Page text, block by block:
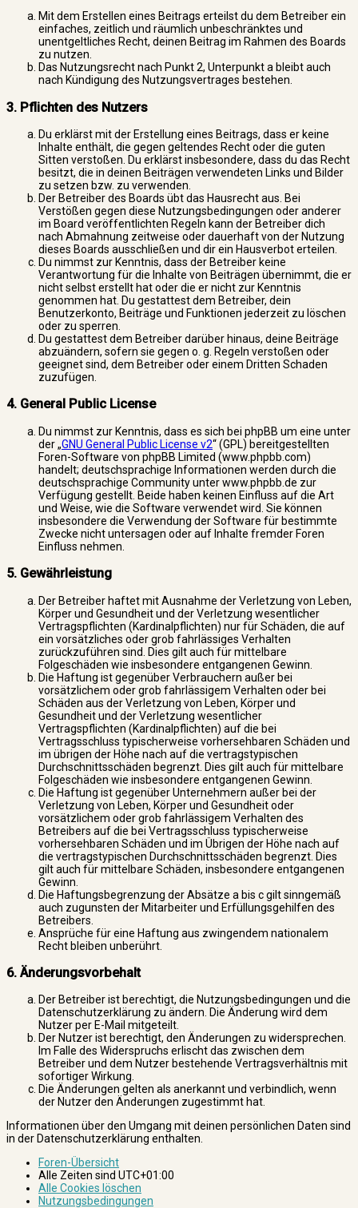
Mit dem Erstellen eines Beitrags erteilst du dem Betreiber ein
einfaches, zeitlich und räumlich unbeschränktes und
unentgeltliches Recht, deinen Beitrag im Rahmen des Boards
zu nutzen.
Das Nutzungsrecht nach Punkt 2, Unterpunkt a bleibt auch
nach Kündigung des Nutzungsvertrages bestehen.
3. Pflichten des Nutzers
Du erklärst mit der Erstellung eines Beitrags, dass er keine
Inhalte enthält, die gegen geltendes Recht oder die guten
Sitten verstoßen. Du erklärst insbesondere, dass du das Recht
besitzt, die in deinen Beiträgen verwendeten Links und Bilder
zu setzen bzw. zu verwenden.
Der Betreiber des Boards übt das Hausrecht aus. Bei
Verstößen gegen diese Nutzungsbedingungen oder anderer
im Board veröffentlichten Regeln kann der Betreiber dich
nach Abmahnung zeitweise oder dauerhaft von der Nutzung
dieses Boards ausschließen und dir ein Hausverbot erteilen.
Du nimmst zur Kenntnis, dass der Betreiber keine
Verantwortung für die Inhalte von Beiträgen übernimmt, die er
nicht selbst erstellt hat oder die er nicht zur Kenntnis
genommen hat. Du gestattest dem Betreiber, dein
Benutzerkonto, Beiträge und Funktionen jederzeit zu löschen
oder zu sperren.
Du gestattest dem Betreiber darüber hinaus, deine Beiträge
abzuändern, sofern sie gegen o. g. Regeln verstoßen oder
geeignet sind, dem Betreiber oder einem Dritten Schaden
zuzufügen.
4. General Public License
Du nimmst zur Kenntnis, dass es sich bei phpBB um eine unter
der „GNU General Public License v2“ (GPL) bereitgestellten
Foren-Software von phpBB Limited (www.phpbb.com)
handelt; deutschsprachige Informationen werden durch die
deutschsprachige Community unter www.phpbb.de zur
Verfügung gestellt. Beide haben keinen Einfluss auf die Art
und Weise, wie die Software verwendet wird. Sie können
insbesondere die Verwendung der Software für bestimmte
Zwecke nicht untersagen oder auf Inhalte fremder Foren
Einfluss nehmen.
5. Gewährleistung
Der Betreiber haftet mit Ausnahme der Verletzung von Leben,
Körper und Gesundheit und der Verletzung wesentlicher
Vertragspflichten (Kardinalpflichten) nur für Schäden, die auf
ein vorsätzliches oder grob fahrlässiges Verhalten
zurückzuführen sind. Dies gilt auch für mittelbare
Folgeschäden wie insbesondere entgangenen Gewinn.
Die Haftung ist gegenüber Verbrauchern außer bei
vorsätzlichem oder grob fahrlässigem Verhalten oder bei
Schäden aus der Verletzung von Leben, Körper und
Gesundheit und der Verletzung wesentlicher
Vertragspflichten (Kardinalpflichten) auf die bei
Vertragsschluss typischerweise vorhersehbaren Schäden und
im übrigen der Höhe nach auf die vertragstypischen
Durchschnittsschäden begrenzt. Dies gilt auch für mittelbare
Folgeschäden wie insbesondere entgangenen Gewinn.
Die Haftung ist gegenüber Unternehmern außer bei der
Verletzung von Leben, Körper und Gesundheit oder
vorsätzlichem oder grob fahrlässigem Verhalten des
Betreibers auf die bei Vertragsschluss typischerweise
vorhersehbaren Schäden und im Übrigen der Höhe nach auf
die vertragstypischen Durchschnittsschäden begrenzt. Dies
gilt auch für mittelbare Schäden, insbesondere entgangenen
Gewinn.
Die Haftungsbegrenzung der Absätze a bis c gilt sinngemäß
auch zugunsten der Mitarbeiter und Erfüllungsgehilfen des
Betreibers.
Ansprüche für eine Haftung aus zwingendem nationalem
Recht bleiben unberührt.
6. Änderungsvorbehalt
Der Betreiber ist berechtigt, die Nutzungsbedingungen und die
Datenschutzerklärung zu ändern. Die Änderung wird dem
Nutzer per E-Mail mitgeteilt.
Der Nutzer ist berechtigt, den Änderungen zu widersprechen.
Im Falle des Widerspruchs erlischt das zwischen dem
Betreiber und dem Nutzer bestehende Vertragsverhältnis mit
sofortiger Wirkung.
Die Änderungen gelten als anerkannt und verbindlich, wenn
der Nutzer den Änderungen zugestimmt hat.
Informationen über den Umgang mit deinen persönlichen Daten sind
in der Datenschutzerklärung enthalten.
Foren-Übersicht
Alle Zeiten sind UTC+01:00
Alle Cookies löschen
Nutzungsbedingungen